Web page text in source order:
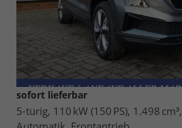
sofort lieferbar
5-türig, 110 kW (150 PS), 1.498 cm³,